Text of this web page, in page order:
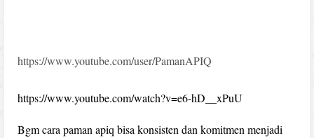
https://www.youtube.com/user/PamanAPIQ
https://www.youtube.com/watch?v=e6-hD__xPuU
Bgm cara paman apiq bisa konsisten dan komitmen menjadi